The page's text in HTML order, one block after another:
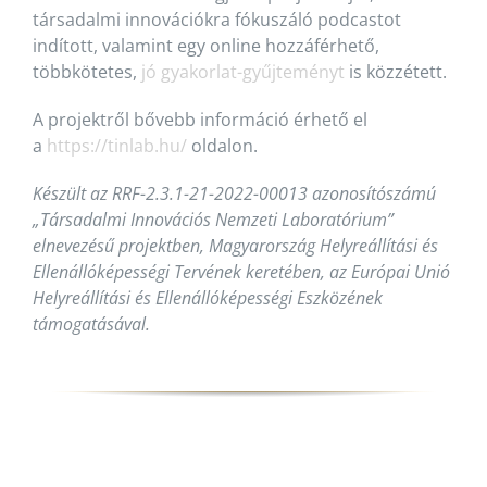
társadalmi innovációkra fókuszáló podcastot
indított, valamint egy online hozzáférhető,
többkötetes, jó gyakorlat-gyűjteményt is közzétett.
A projektről bővebb információ érhető el
a https://tinlab.hu/oldalon.
Készült az RRF-2.3.1-21-2022-00013 azonosítószámú
„Társadalmi Innovációs Nemzeti Laboratórium”
elnevezésű projektben, Magyarország Helyreállítási és
Ellenállóképességi Tervének keretében, az Európai Unió
Helyreállítási és Ellenállóképességi Eszközének
támogatásával.